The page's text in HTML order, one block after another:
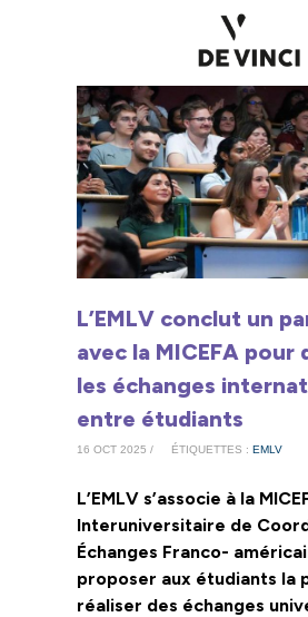
L’EMLV conclut un
avec la MICEFA pour
les échanges
entre étudiants
16 OCT 2025 / ÉTIQUETTES : EMLV
L’EMLV s’associe à la
Interuniversitaire de
Échanges Franco-
proposer aux étudiants la
réaliser des échanges